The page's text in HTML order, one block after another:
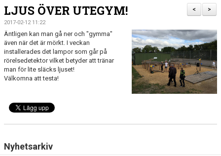
KALENDER
BILDGALLERI
MATCHER
BLI MEDLEM
KLÄDKOLLEKTION
FOTBOLLSSKOLAN 2026
>
<
LJUS ÖVER UTEGYM!
2017-02-12 11:22
Äntligen kan man gå ner och "gymma"
även när det är mörkt. I veckan
installerades det lampor som går på
rörelsedetektor vilket betyder att tränar
man för lite släcks ljuset!
Välkomna att testa!
Nyhetsarkiv